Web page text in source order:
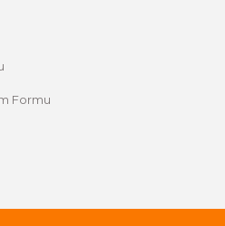
Formu